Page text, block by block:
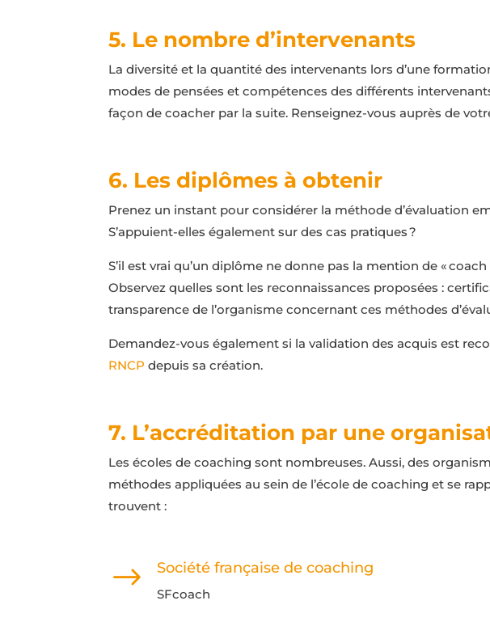
5. Le nombre d’intervenants
La diversité et la quantité des intervenants lors d’une
modes de pensées et compétences des différents
façon de coacher par la suite. Renseignez-vous auprès de
6. Les diplômes à obtenir
Prenez un instant pour considérer la méthode d’évaluation
S’appuient-elles également sur des cas pratiques ?
S’il est vrai qu’un diplôme ne donne pas la mention de «
Observez quelles sont les reconnaissances proposées :
transparence de l’organisme concernant ces méthodes
Demandez-vous également si la validation des acquis est
RNCP depuis sa création.
7. L’accréditation par une
Les écoles de coaching sont nombreuses. Aussi, des
méthodes appliquées au sein de l’école de coaching et se
trouvent :
$ Société française de coaching
SFcoach